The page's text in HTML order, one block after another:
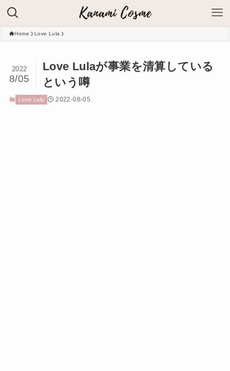
Home Love Lula
Love Lulaが事業を清算している
という噂
2022
8/05
Love Lula 2022-08-05